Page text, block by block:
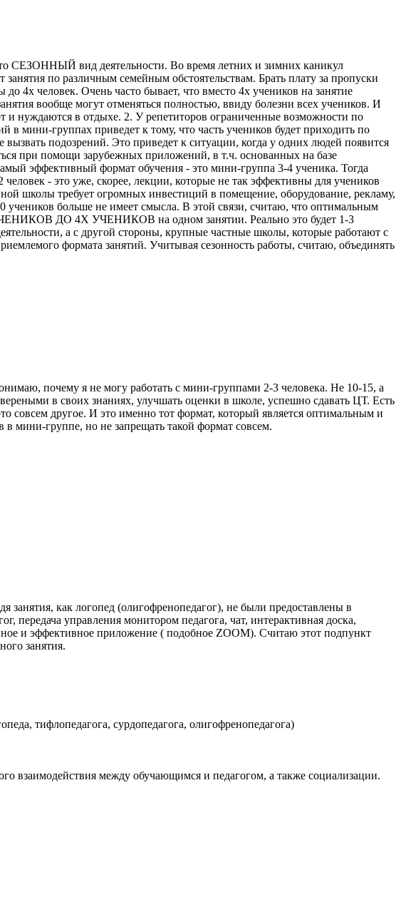
СЕЗОННЫЙ вид деятельности. Во время летних и зимних каникул
по различным семейным обстоятельствам. Брать плату за пропуски
4х человек. Очень часто бывает, что вместо 4х учеников на занятие
вообще могут отменяться полностью, ввиду болезни всех учеников. И
и нуждаются в отдыхе. 2. У репетиторов ограниченные возможности по
мини-группах приведет к тому, что часть учеников будет приходить по
подозрений. Это приведет к ситуации, когда у одних людей появится
при помощи зарубежных приложений, в т.ч. основанных на базе
эффективный формат обучения - это мини-группа 3-4 ученика. Тогда
- это уже, скорее, лекции, которые не так эффективны для учеников
школы требует огромных инвестиций в помещение, оборудование, рекламу,
учеников больше не имеет смысла. В этой связи, считаю, что оптимальным
ДО 4Х УЧЕНИКОВ на одном занятии. Реально это будет 1-3
а с другой стороны, крупные частные школы, которые работают с
формата занятий. Учитывая сезонность работы, считаю, объединять
почему я не могу работать с мини-группами 2-3 человека. Не 10-15, а
в своих знаниях, улучшать оценки в школе, успешно сдавать ЦТ. Есть
совсем другое. И это именно тот формат, который является оптимальным и
в мини-группе, но не запрещать такой формат совсем.
занятия, как логопед (олигофренопедагог), не были предоставлены в
передача управления монитором педагога, чат, интерактивная доска,
и эффективное приложение ( подобное ZOOM). Считаю этот подпункт
занятия.
тифлопедагога, сурдопедагога, олигофренопедагога)
взаимодействия между обучающимся и педагогом, а также социализации.